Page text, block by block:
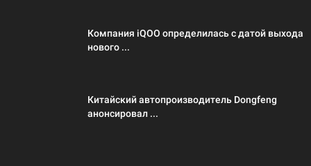
Компания iQOO определилась с датой выхода
нового ...
Китайский автопроизводитель Dongfeng
анонсировал ...